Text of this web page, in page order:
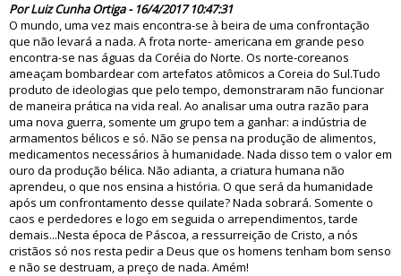
Por Luiz Cunha Ortiga - 16/4/2017 10:47:31
O mundo, uma vez mais encontra-se à beira de uma confrontação
que não levará a nada. A frota norte- americana em grande peso
encontra-se nas águas da Coréia do Norte. Os norte-coreanos
ameaçam bombardear com artefatos atômicos a Coreia do Sul.Tudo
produto de ideologias que pelo tempo, demonstraram não funcionar
de maneira prática na vida real. Ao analisar uma outra razão para
uma nova guerra, somente um grupo tem a ganhar: a indústria de
armamentos bélicos e só. Não se pensa na produção de alimentos,
medicamentos necessários à humanidade. Nada disso tem o valor em
ouro da produção bélica. Não adianta, a criatura humana não
aprendeu, o que nos ensina a história. O que será da humanidade
após um confrontamento desse quilate? Nada sobrará. Somente o
caos e perdedores e logo em seguida o arrependimentos, tarde
demais...Nesta época de Páscoa, a ressurreição de Cristo, a nós
cristãos só nos resta pedir a Deus que os homens tenham bom senso
e não se destruam, a preço de nada. Amém!